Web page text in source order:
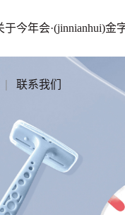
于今年会·(jinnianhui)金
联系我们